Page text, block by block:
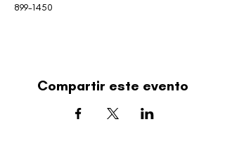
899-1450
Compartir este evento